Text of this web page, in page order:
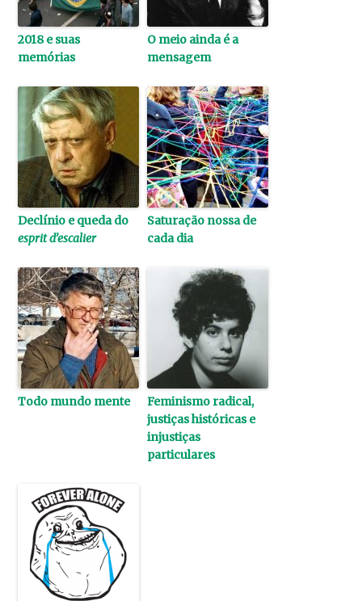
2018 e suas
memórias
O meio ainda é a
mensagem
Declínio e queda do
esprit d’escalier
Saturação nossa de
cada dia
Todo mundo mente
Feminismo radical,
justiças históricas e
injustiças
particulares